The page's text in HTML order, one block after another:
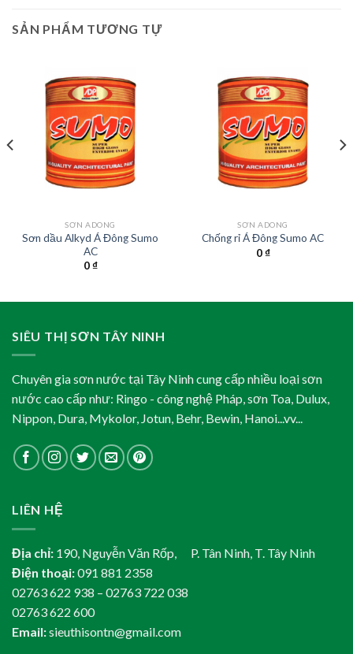
SẢN PHẨM TƯƠNG TỰ
SƠN ADONG
Sơn dầu Alkyd Á Đông Sumo
AC
0₫
SƠN ADONG
Chống rỉ Á Đông Sumo AC
0₫
SIÊU THỊ SƠN TÂY NINH
Chuyên gia sơn nước tại Tây Ninh cung cấp nhiều loại sơn
nước cao cấp như: Ringo - công nghệ Pháp, sơn Toa, Dulux,
Nippon, Dura, Mykolor, Jotun, Behr, Bewin, Hanoi...vv...
LIÊN HỆ
Địa chỉ: 190, Nguyễn Văn Rốp, P. Tân Ninh, T. Tây Ninh
Điện thoại:091 881 2358
02763 622 938 – 02763 722 038
02763 622 600
Email:sieuthisontn@gmail.com